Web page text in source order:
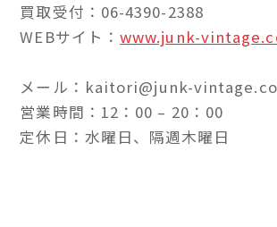
買取受付：06-4390-2388
WEBサイト：www.junk-
メール：kaitori@junk-
営業時間：12：00 – 20：00
定休日：水曜日、隔週木曜日